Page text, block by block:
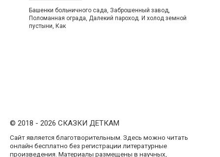
Башенки больничного сада, Заброшенный завод,
Поломанная ограда, Далекий пароход. И холод земной
пустыни, Как
© 2018 - 2026 СКАЗКИ ДЕТКАМ
Сайт является благотворительным. Здесь можно читать
онлайн бесплатно без регистрации литературные
произведения. Материалы размещены в научных,